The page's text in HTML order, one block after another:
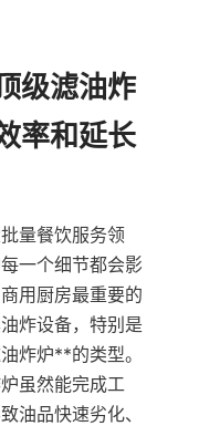
级滤油炸
率和延长
量餐饮服务领
一个细节都会影
用厨房最重要的
炸设备，特别是
炸炉**的类型。
虽然能完成工
油品快速劣化、